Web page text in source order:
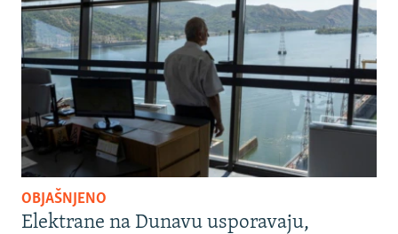
OBJAŠNJENO
Elektrane na Dunavu usporavaju,